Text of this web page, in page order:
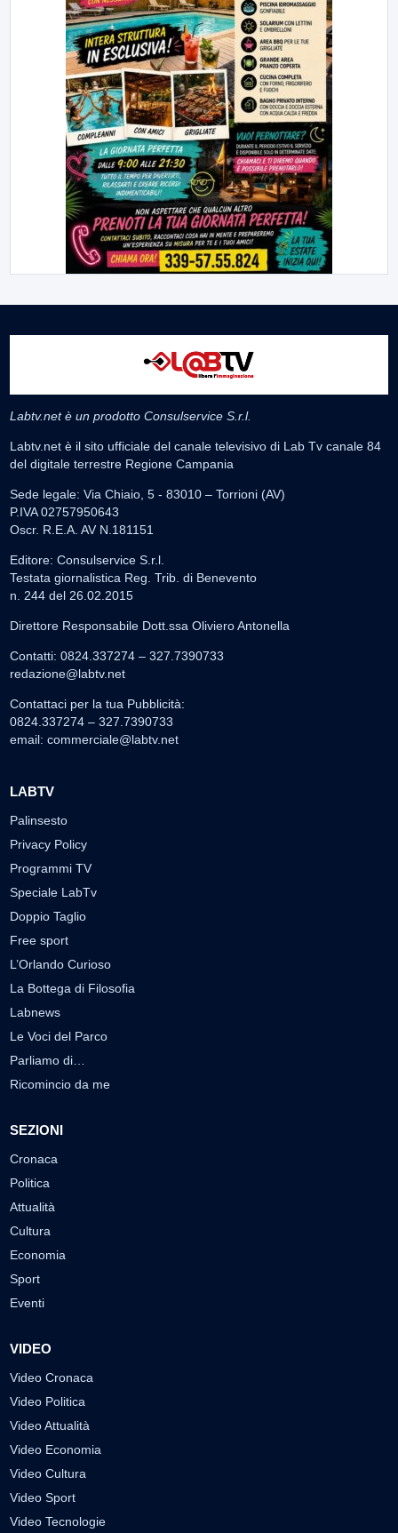
Labtv.net è un prodotto Consulservice S.r.l.
Labtv.net è il sito ufficiale del canale televisivo di Lab Tv canale 84
del digitale terrestre Regione Campania
Sede legale: Via Chiaio, 5 - 83010 – Torrioni (AV)
P.IVA 02757950643
Oscr. R.E.A. AV N.181151
Editore: Consulservice S.r.l.
Testata giornalistica Reg. Trib. di Benevento
n. 244 del 26.02.2015
Direttore Responsabile Dott.ssa Oliviero Antonella
Contatti: 0824.337274 – 327.7390733
redazione@labtv.net
Contattaci per la tua Pubblicità:
0824.337274 – 327.7390733
email: commerciale@labtv.net
LABTV
Palinsesto
Privacy Policy
Programmi TV
Speciale LabTv
Doppio Taglio
Free sport
L’Orlando Curioso
La Bottega di Filosofia
Labnews
Le Voci del Parco
Parliamo di…
Ricomincio da me
SEZIONI
Cronaca
Politica
Attualità
Cultura
Economia
Sport
Eventi
VIDEO
Video Cronaca
Video Politica
Video Attualità
Video Economia
Video Cultura
Video Sport
Video Tecnologie